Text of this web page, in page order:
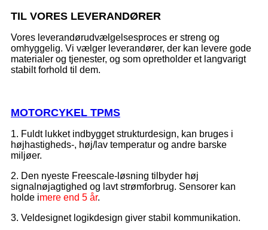
TIL VORES LEVERANDØRER
Vores leverandørudvælgelsesproces er streng og
omhyggelig. Vi vælger leverandører, der kan levere gode
materialer og tjenester, og som opretholder et langvarigt
stabilt forhold til dem.
MOTORCYKEL TPMS
1. Fuldt lukket indbygget strukturdesign, kan bruges i
højhastigheds-, høj/lav temperatur og andre barske
miljøer.
2. Den nyeste Freescale-løsning tilbyder høj
signalnøjagtighed og lavt strømforbrug. Sensorer kan
holde imere end 5 år.
3. Veldesignet logikdesign giver stabil kommunikation.